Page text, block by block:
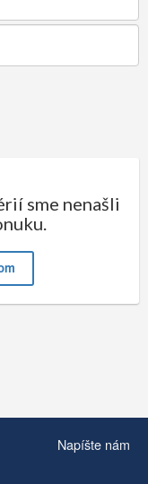
sme nenašli
Napíšte nám